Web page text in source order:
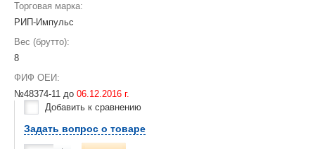
Торговая марка:
РИП-Импульс
Вес (брутто):
8
ФИФ ОЕИ:
№48374-11 до 06.12.2016 г.
Добавить к сравнению
Задать вопрос о товаре